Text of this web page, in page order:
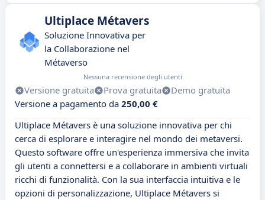
Ultiplace Métavers
Soluzione Innovativa per
la Collaborazione nel
Métaverso
Nessuna recensione degli utenti
Versione gratuita Prova gratuita
Demo gratuita
Versione a pagamento da 250,00 €
Ultiplace Métavers è una soluzione innovativa per chi
cerca di esplorare e interagire nel mondo dei metaversi.
Questo software offre un'esperienza immersiva che invita
gli utenti a connettersi e a collaborare in ambienti virtuali
ricchi di funzionalità. Con la sua interfaccia intuitiva e le
opzioni di personalizzazione, Ultiplace Métavers si